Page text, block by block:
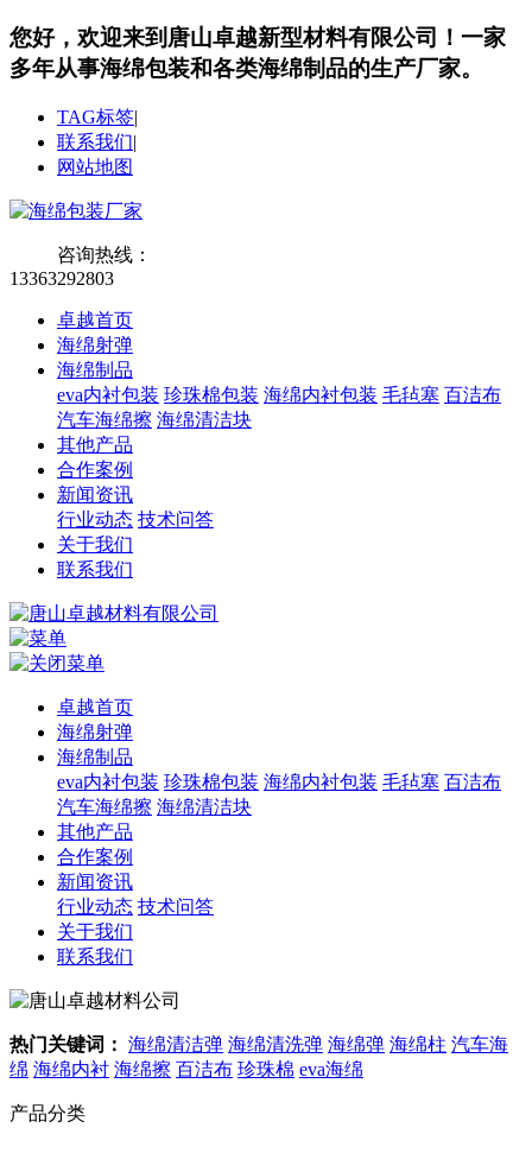
您好，欢迎来到唐山卓越新型材料有限公司！ 一家
多年从事海绵包装和各类海绵制品的生产厂家。
TAG标签|
联系我们|
网站地图
咨询热线：
13363292803
卓越首页
海绵射弹
海绵制品
eva内衬包装 珍珠棉包装 海绵内衬包装 毛毡塞 百洁布
汽车海绵擦 海绵清洁块
其他产品
合作案例
新闻资讯
行业动态 技术问答
关于我们
联系我们
卓越首页
海绵射弹
海绵制品
eva内衬包装 珍珠棉包装 海绵内衬包装 毛毡塞 百洁布
汽车海绵擦 海绵清洁块
其他产品
合作案例
新闻资讯
行业动态 技术问答
关于我们
联系我们
热门关键词： 海绵清洁弹 海绵清洗弹 海绵弹 海绵柱 汽车海
绵 海绵内衬 海绵擦 百洁布 珍珠棉 eva海绵
产品分类